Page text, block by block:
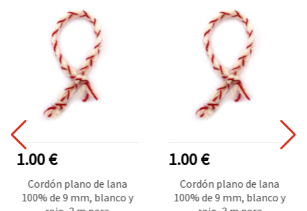
1.00 €
Cordón plano de lana
100% de 9 mm, blanco y
1.00 €
Cordón plano de lana
100% de 9 mm, blanco y